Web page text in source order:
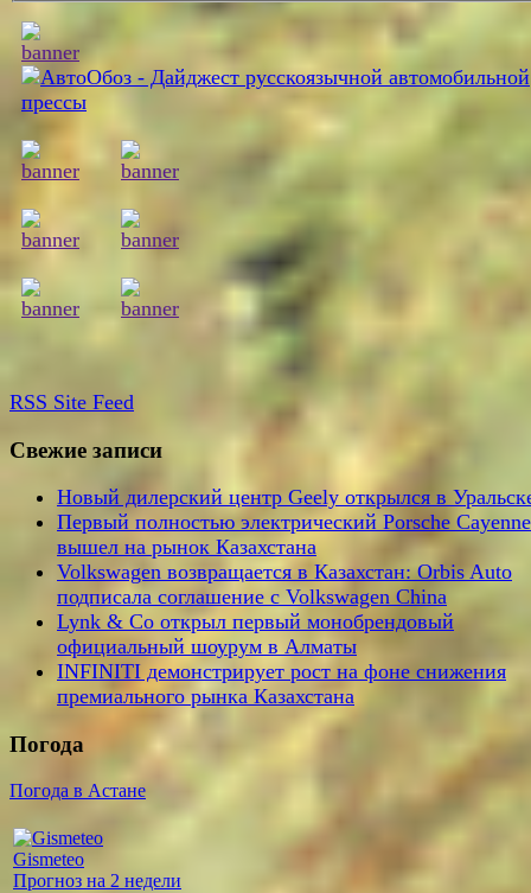
RSS Site Feed
Свежие записи
Новый дилерский центр Geely открылся в
Первый полностью электрический Porsche Cayenne
вышел на рынок Казахстана
Volkswagen возвращается в Казахстан: Orbis Auto
подписала соглашение с Volkswagen China
Lynk & Co открыл первый монобрендовый
официальный шоурум в Алматы
INFINITI демонстрирует рост на фоне снижения
премиального рынка Казахстана
Погода
Погода в Астане
Gismeteo
Прогноз на 2 недели